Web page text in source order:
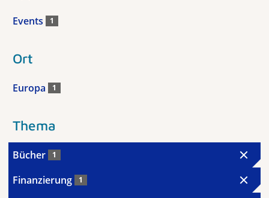
Events 1
Ort
Europa 1
Thema
Bücher 1
Finanzierung 1